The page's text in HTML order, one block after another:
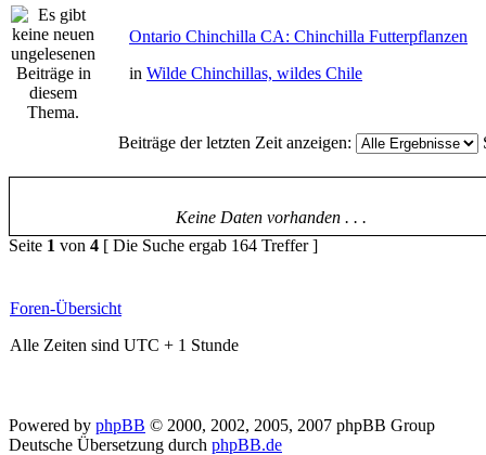
Ontario Chinchilla CA: Chinchilla Futterpflanzen
in Wilde Chinchillas, wildes Chile
Beiträge der letzten Zeit anzeigen:
Keine Daten vorhanden . . .
Seite 1 von 4 [ Die Suche ergab 164 Treffer ]
Foren-Übersicht
Alle Zeiten sind UTC + 1 Stunde
Powered by phpBB © 2000, 2002, 2005, 2007 phpBB Group
Deutsche Übersetzung durch phpBB.de